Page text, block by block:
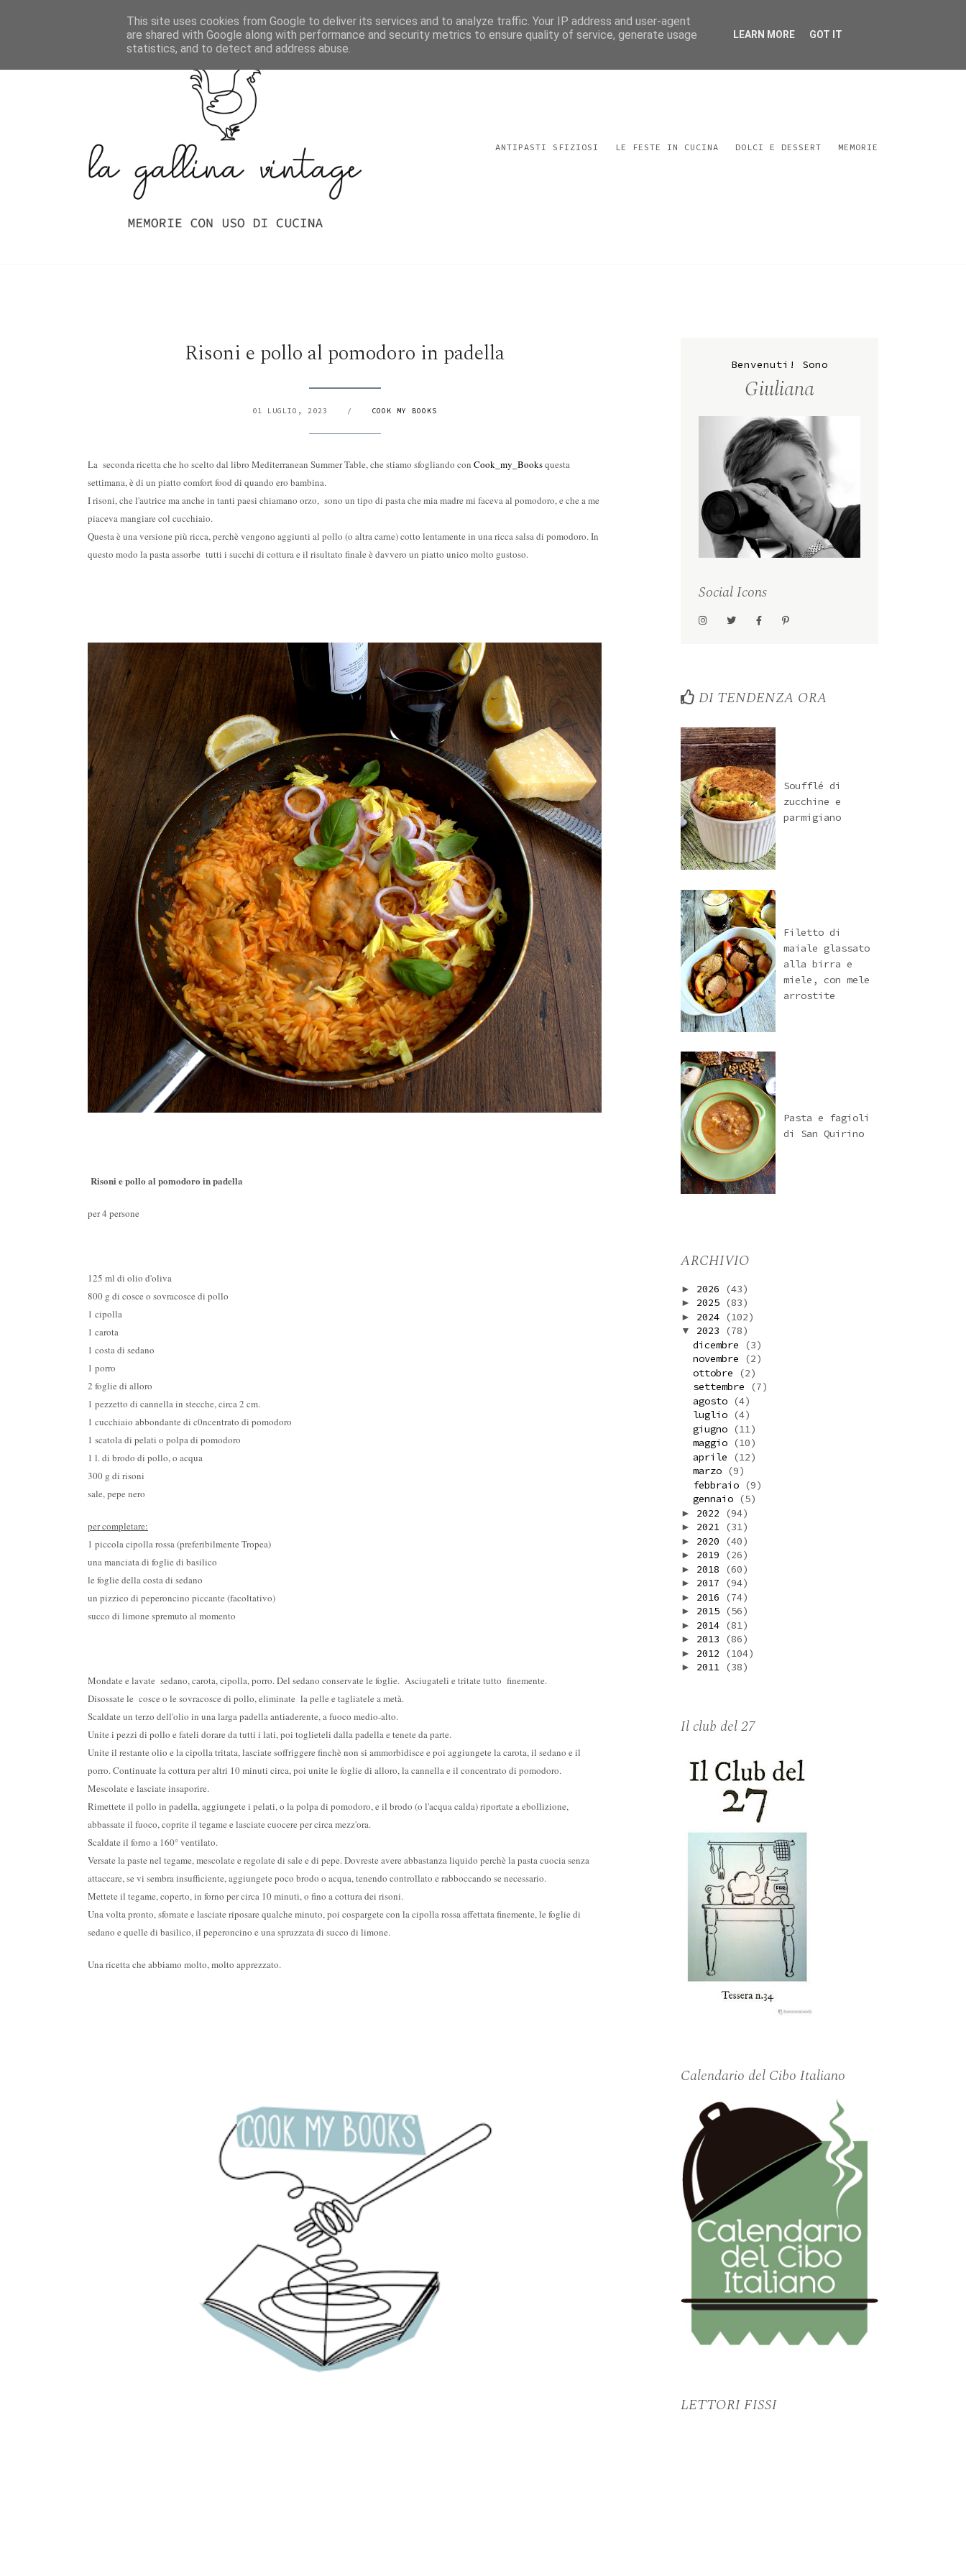
Indice Delle Ricette
ANTIPASTI SFIZIOSI LE FESTE IN CUCINA DOLCI E DESSERT MEMORIE
Risoni e pollo al pomodoro in padella
01 LUGLIO, 2023 / COOK MY BOOKS
La seconda ricetta che ho scelto dal libro Mediterranean Summer Table, che stiamo sfogliando con Cook_my_Booksquesta
settimana, è di un piatto comfort food di quando ero bambina.
I risoni, che l'autrice ma anche in tanti paesi chiamano orzo, sono un tipo di pasta che mia madre mi faceva al pomodoro, e che a me
piaceva mangiare col cucchiaio.
Questa è una versione più ricca, perchè vengono aggiunti al pollo (o altra carne) cotto lentamente in una ricca salsa di pomodoro. In
questo modo la pasta assorbe tutti i succhi di cottura e il risultato finale è davvero un piatto unico molto gustoso.
Risoni e pollo al pomodoro in padella
per 4 persone
125 ml di olio d'oliva
800 g di cosce o sovracosce di pollo
1 cipolla
1 carota
1 costa di sedano
1 porro
2 foglie di alloro
1 pezzetto di cannella in stecche, circa 2 cm.
1 cucchiaio abbondante di c0ncentrato di pomodoro
1 scatola di pelati o polpa di pomodoro
1 l. di brodo di pollo, o acqua
300 g di risoni
sale, pepe nero
per completare:
1 piccola cipolla rossa (preferibilmente Tropea)
una manciata di foglie di basilico
le foglie della costa di sedano
un pizzico di peperoncino piccante (facoltativo)
succo di limone spremuto al momento
Mondate e lavate sedano, carota, cipolla, porro. Del sedano conservate le foglie. Asciugateli e tritate tutto finemente.
Disossate le cosce o le sovracosce di pollo, eliminate la pelle e tagliatele a metà.
Scaldate un terzo dell'olio in una larga padella antiaderente, a fuoco medio-alto.
Unite i pezzi di pollo e fateli dorare da tutti i lati, poi toglieteli dalla padella e tenete da parte.
Unite il restante olio e la cipolla tritata, lasciate soffriggere finchè non si ammorbidisce e poi aggiungete la carota, il sedano e il
porro. Continuate la cottura per altri 10 minuti circa, poi unite le foglie di alloro, la cannella e il concentrato di pomodoro.
Mescolate e lasciate insaporire.
Rimettete il pollo in padella, aggiungete i pelati, o la polpa di pomodoro, e il brodo (o l'acqua calda) riportate a ebollizione,
abbassate il fuoco, coprite il tegame e lasciate cuocere per circa mezz'ora.
Scaldate il forno a 160° ventilato.
Versate la paste nel tegame, mescolate e regolate di sale e di pepe. Dovreste avere abbastanza liquido perchè la pasta cuocia senza
attaccare, se vi sembra insufficiente, aggiungete poco brodo o acqua, tenendo controllato e rabboccando se necessario.
Mettete il tegame, coperto, in forno per circa 10 minuti, o fino a cottura dei risoni.
Una volta pronto, sfornate e lasciate riposare qualche minuto, poi cospargete con la cipolla rossa affettata finemente, le foglie di
sedano e quelle di basilico, il peperoncino e una spruzzata di succo di limone.
Una ricetta che abbiamo molto, molto apprezzato.
Benvenuti! Sono
Giuliana
Social Icons
DI TENDENZA ORA
Soufflé di
zucchine e
parmigiano
Filetto di
maiale glassato
alla birra e
miele, con mele
arrostite
Pasta e fagioli
di San Quirino
ARCHIVIO
► 2026 (43)
► 2025 (83)
► 2024 (102)
▼ 2023
(78)
dicembre
(3)
novembre
(2)
ottobre
(2)
settembre
(7)
agosto (4)
luglio (4)
giugno (11)
maggio (10)
aprile
(12)
marzo (9)
febbraio (9)
gennaio (5)
► 2022 (94)
► 2021 (31)
► 2020 (40)
► 2019 (26)
► 2018 (60)
► 2017 (94)
► 2016 (74)
► 2015 (56)
► 2014 (81)
► 2013 (86)
► 2012 (104)
► 2011 (38)
Il club del 27
Calendario del Cibo Italiano
LETTORI FISSI
This site uses cookies from Google to deliver its services and to analyze traffic. Your IP address and user-agent
are shared with Google along with performance and security metrics to ensure quality of service, generate usage
statistics, and to detect and address abuse.
LEARN MORE GOT IT